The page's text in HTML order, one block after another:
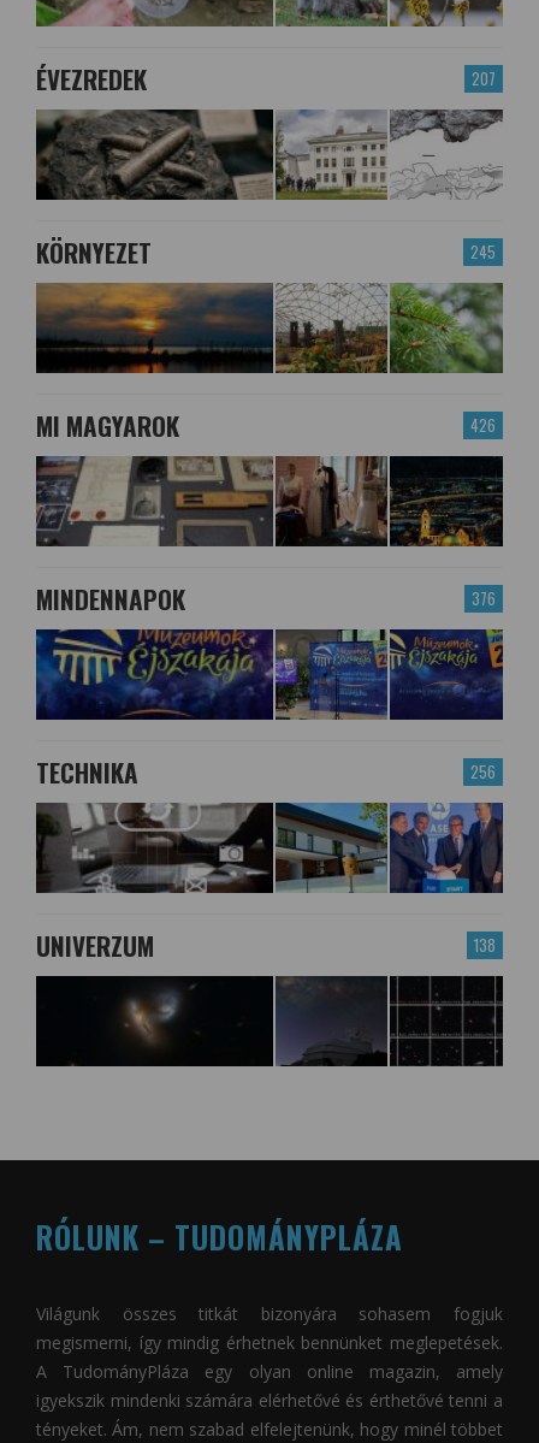
207
ÉVEZREDEK
245
KÖRNYEZET
426
MI MAGYAROK
376
MINDENNAPOK
256
TECHNIKA
138
UNIVERZUM
RÓLUNK – TUDOMÁNYPLÁZA
Világunk összes titkát bizonyára sohasem fogjuk
megismerni, így mindig érhetnek bennünket meglepetések.
A TudományPláza egy olyan online magazin, amely
igyekszik mindenki számára elérhetővé és érthetővé tenni a
tényeket. Ám, nem szabad elfelejtenünk, hogy minél többet